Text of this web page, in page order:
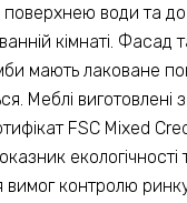
поверхнею води та
кімнаті. Фасад
мають лаковане
Меблі виготовлені
FSC Mixed
екологічності
вимог контролю